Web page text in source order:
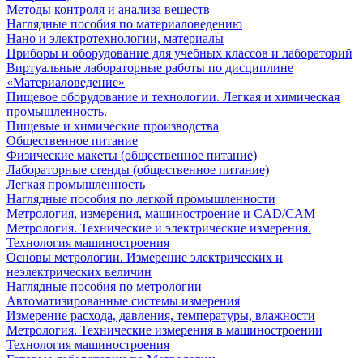
Методы контроля и анализа веществ
Наглядные пособия по материаловедению
Нано и электротехнологии, материалы
Приборы и оборудование для учебных классов и лабораторий
Виртуальные лабораторные работы по дисциплине
«Материаловедение»
Пищевое оборудование и технологии. Легкая и химическая
промышленность.
Пищевые и химические производства
Общественное питание
Физические макеты (общественное питание)
Лабораторные стенды (общественное питание)
Легкая промышленность
Наглядные пособия по легкой промышленности
Метрология, измерения, машиностроение и CAD/CAM
Метрология. Технические и электрические измерения.
Технология машиностроения
Основы метрологии. Измерение электрических и
неэлектрических величин
Наглядные пособия по метрологии
Автоматизированные системы измерения
Измерение расхода, давления, температуры, влажности
Метрология. Технические измерения в машиностроении
Технология машиностроения